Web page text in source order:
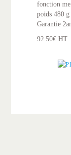
fonction
poids 480 g
Garantie
92.50€ HT